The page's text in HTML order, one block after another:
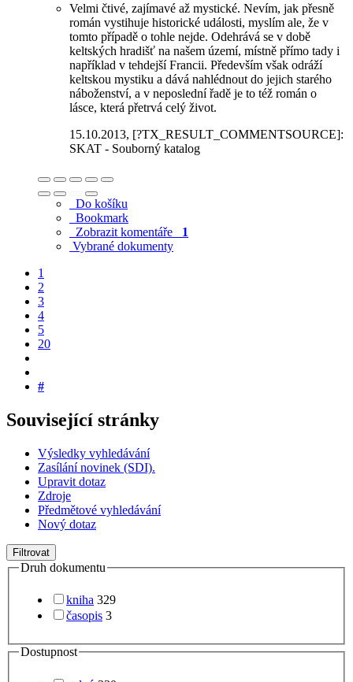
Velmi čtivé, zajímavé až mystické. Nevím, jak přesně
román vystihuje historické události, myslím ale, že v
tomto případě o tohle nejde. Odehrává se v době
keltských hradišť na našem území, místně přímo tady i
například v tehdejší Francii. Především však odráží
keltskou mystiku a dává nahlédnout do jejich starého
náboženství, a v neposlední řadě je to též román o
lásce, která přetrvá celý život.
15.10.2013, [?TX_RESULT_COMMENTSOURCE]:
SKAT - Souborný katalog
Do košíku
Bookmark
Zobrazit komentáře 1
Vybrané dokumenty
1
2
3
4
5
20
#
Související stránky
Výsledky vyhledávání
Zasílání novinek (SDI).
Upravit dotaz
Zdroje
Předmětové vyhledávání
Nový dotaz
Filtrovat
Druh dokumentu
kniha 329
časopis 3
Dostupnost